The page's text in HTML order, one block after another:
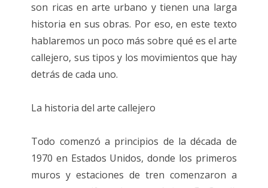
son ricas en arte urbano y tienen una larga
historia en sus obras. Por eso, en este texto
hablaremos un poco más sobre qué es el arte
callejero, sus tipos y los movimientos que hay
detrás de cada uno.
La historia del arte callejero
Todo comenzó a principios de la década de
1970 en Estados Unidos, donde los primeros
muros y estaciones de tren comenzaron a